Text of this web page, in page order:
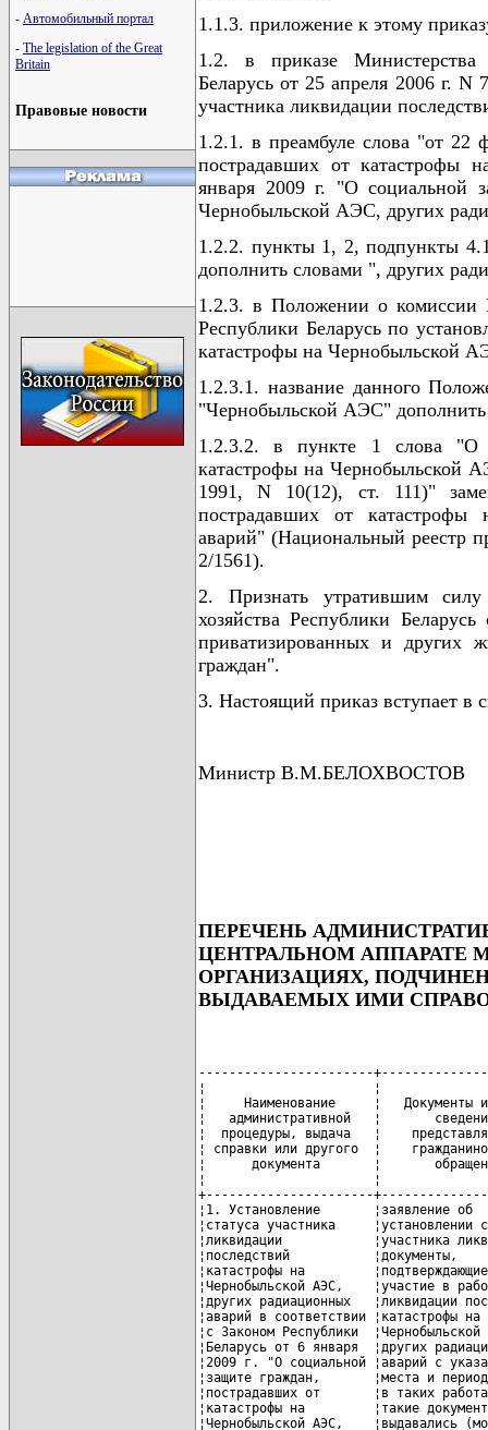
- Автомобильный портал
- The legislation of the Great
Britain
Правовые новости
1.1.3. приложение к этому
1.2. в приказе Министерства
Беларусь от 25 апреля 2006 г.
участника ликвидации
1.2.1. в преамбуле слова "от 22
пострадавших от катастрофы
января 2009 г. "О социальной
Чернобыльской АЭС, других
1.2.2. пункты 1, 2, подпункты
дополнить словами ", других
1.2.3. в Положении о комиссии
Республики Беларусь по
катастрофы на Чернобыльской
1.2.3.1. название данного
"Чернобыльской АЭС"
1.2.3.2. в пункте 1 слова "О
катастрофы на Чернобыльской
1991, N 10(12), ст. 111)"
пострадавших от
аварий" (Национальный реестр
2/1561).
2. Признать утратившим силу
хозяйства Республики
приватизированных и других
граждан".
3. Настоящий приказ вступает в
Министр В.М.БЕЛОХВОСТОВ
ПЕРЕЧЕНЬ
ЦЕНТРАЛЬНОМ АППАРАТЕ
ОРГАНИЗАЦИЯХ,
ВЫДАВАЕМЫХ ИМИ
-----------------------+-----------------------+----------------+-------------+----------------
¦                      ¦                       ¦  Максимальный  ¦             ¦               ¦
¦     Наименование     ¦   Документы и (или)   ¦      срок      ¦             ¦               ¦
¦   административной   ¦       сведения,       ¦  рассмотрения  ¦Срок действия¦Порядок выдачи ¦
¦  процедуры, выдача   ¦    представляемые     ¦  обращения и   ¦ справки или ¦  справки или  ¦
¦ справки или другого  ¦    гражданином при    ¦ выдачи справки ¦   другого   ¦    другого    ¦
¦      документа       ¦       обращении       ¦   или другого  ¦  документа  ¦   документа   ¦
¦                      ¦                       ¦   документа    ¦             ¦               ¦
+----------------------+-----------------------+----------------+-------------+---------------+
¦1. Установление       ¦заявление об           ¦ не позднее 15  ¦  бессрочно  ¦ справка либо  ¦
¦статуса участника     ¦установлении статуса   ¦ дней со дня их ¦             ¦ иной документ ¦
¦ликвидации            ¦участника ликвидации;  ¦ представления  ¦             ¦   выдаются    ¦
¦последствий           ¦документы,             ¦гражданином либо¦             ¦управлением по ¦
¦катастрофы на         ¦подтверждающие его     ¦  поступления   ¦             ¦   работе с    ¦
¦Чернобыльской АЭС,    ¦участие в работах по   ¦   последнего   ¦             ¦  обращениями  ¦
¦других радиационных   ¦ликвидации последствий ¦   документа,   ¦             ¦   граждан,    ¦
¦аварий в соответствии ¦катастрофы на          ¦ запрашиваемого ¦             ¦  средствами   ¦
¦с Законом Республики  ¦Чернобыльской АЭС,     ¦       из       ¦             ¦   массовой    ¦
¦Беларусь от 6 января  ¦других радиационных    ¦государственного¦             ¦ информации и  ¦
¦2009 г. "О социальной ¦аварий с указанием     ¦    органа и    ¦             ¦    режима     ¦
¦защите граждан,       ¦места и периода участия¦ организации, к ¦             ¦ секретности в ¦
¦пострадавших от       ¦в таких работах (если  ¦  компетенции   ¦             ¦    течение    ¦
¦катастрофы на         ¦такие документы        ¦    которых     ¦             ¦рабочего дня с ¦
¦Чернобыльской АЭС,    ¦выдавались (могут      ¦относится выдача¦             ¦9.00 до 13.00 и¦
¦других радиационных   ¦выдаваться) только     ¦     таких      ¦             ¦  с 14.00 до   ¦
¦аварий"               ¦гражданину лично);     ¦документов, либо¦             ¦   18.00 при   ¦
¦                      ¦документы              ¦из компетентного¦             ¦ предъявлении  ¦
¦                      ¦соответствующего       ¦     органа     ¦             ¦  документа,   ¦
¦                      ¦компетентного органа   ¦государства, из ¦             ¦удостоверяющего¦
¦                      ¦государства, из        ¦которого прибыл ¦             ¦   личность    ¦
¦                      ¦которого прибыл        ¦   гражданин    ¦             ¦               ¦
¦                      ¦гражданин,             ¦                ¦             ¦               ¦
¦                      ¦подтверждающие участие ¦                ¦             ¦               ¦
¦                      ¦гражданина в работах по¦                ¦             ¦               ¦
¦                      ¦ликвидации аварий и их ¦                ¦             ¦               ¦
¦                      ¦последствий на других  ¦                ¦             ¦               ¦
¦                      ¦атомных объектах       ¦                ¦             ¦               ¦
¦